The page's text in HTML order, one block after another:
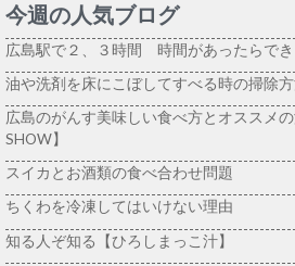
今週の人気ブログ
広島駅で２、３時間 時間があったらでき
油や洗剤を床にこぼしてすべる時の掃除
広島のがんす美味しい食べ方とオススメ
SHOW】
スイカとお酒類の食べ合わせ問題
ちくわを冷凍してはいけない理由
知る人ぞ知る【ひろしまっこ汁】